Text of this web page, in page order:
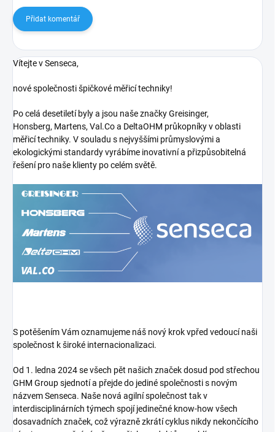
Přidat komentář
Vítejte v Senseca,
nové společnosti špičkové měřicí techniky!
Po celá desetiletí byly a jsou naše značky Greisinger,
Honsberg, Martens, Val.Co a DeltaOHM průkopníky v oblasti
měřicí techniky. V souladu s nejvyššími průmyslovými a
ekologickými standardy vyrábíme inovativní a přizpůsobitelná
řešení pro naše klienty po celém světě.
S potěšením Vám oznamujeme náš nový krok vpřed vedoucí naši
společnost k široké internacionalizaci.
Od 1. ledna 2024 se všech pět našich značek dosud pod střechou
GHM Group sjednotí a přejde do jediné společnosti s novým
názvem Senseca. Naše nová agilní společnost tak v
interdisciplinárních týmech spojí jedinečné know-how všech
dosavadních značek, což výrazně zkrátí cyklus nikdy nekončícího